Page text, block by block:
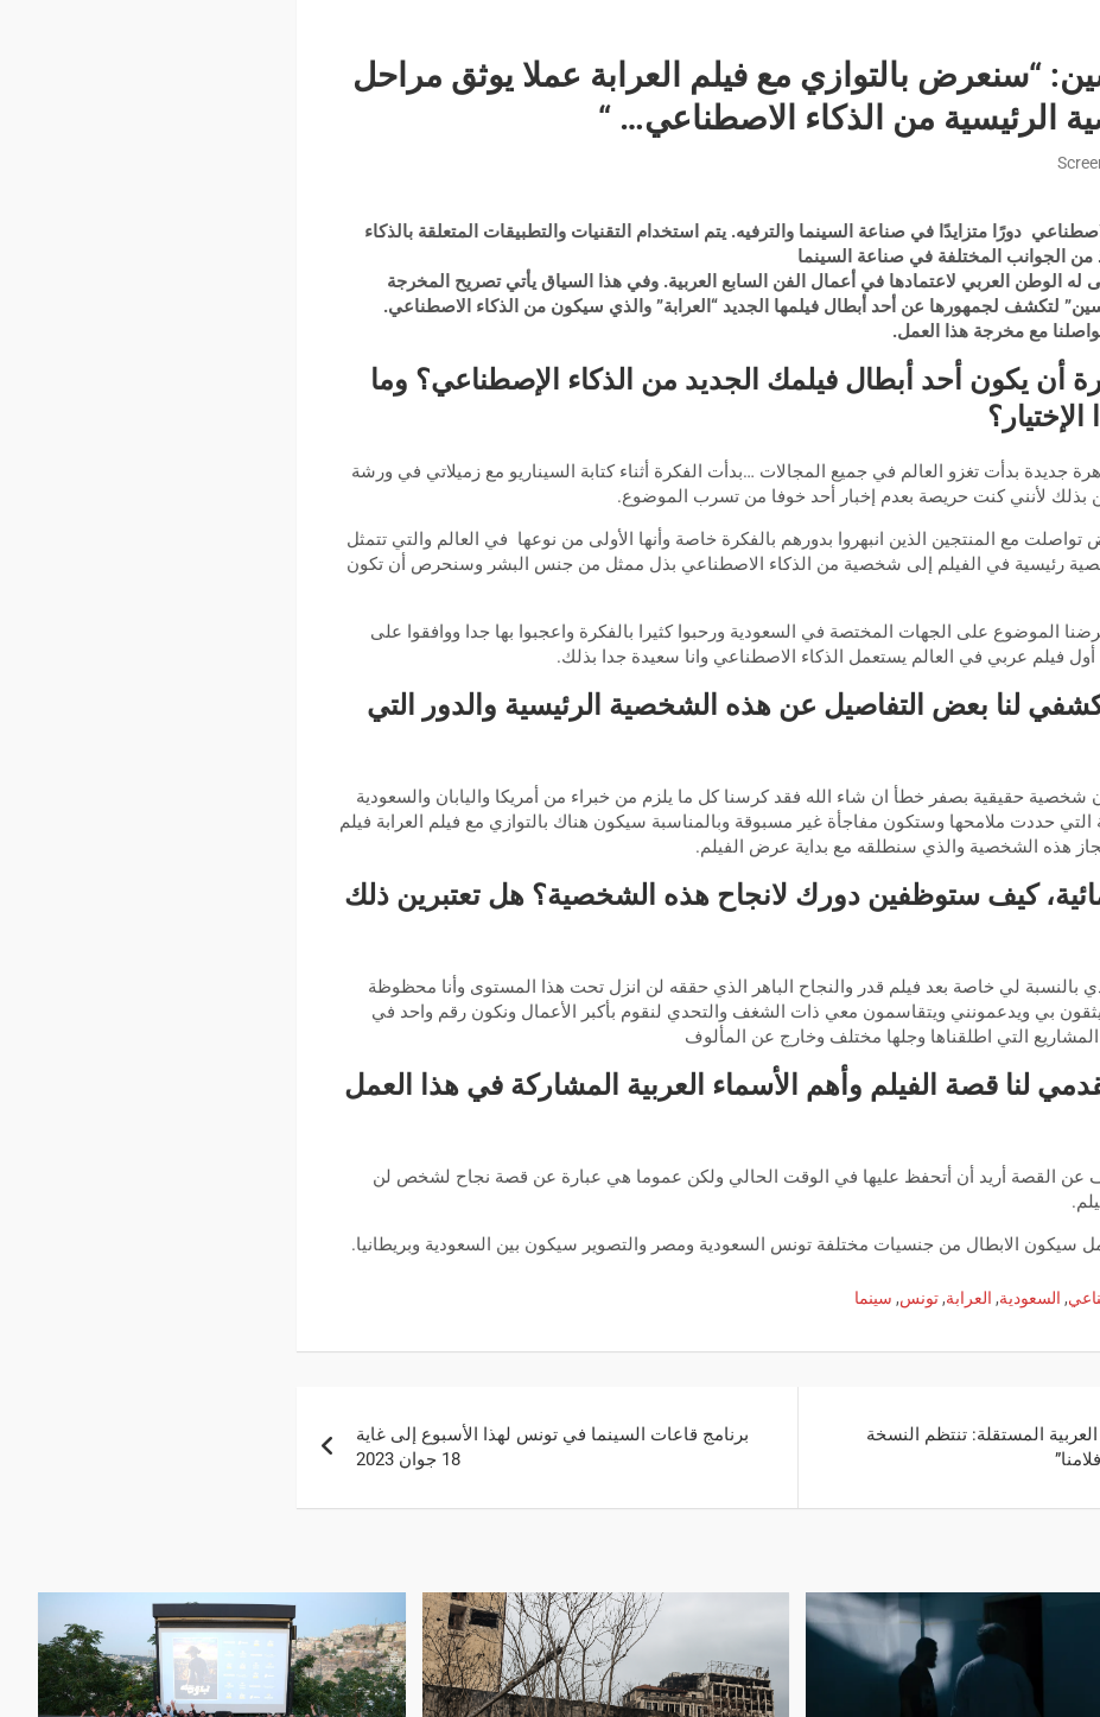
“سنعرض بالتوازي مع فيلم العرابة عملا يوثق مراحل
الرئيسية من الذكاء الاصطناعي… “
دورًا متزايدًا في صناعة السينما والترفيه. يتم استخدام التقنيات والتطبيقات المتعلقة بالذكاء
من الجوانب المختلفة في صناعة السينما
له الوطن العربي لاعتمادها في أعمال الفن السابع العربية. وفي هذا السياق يأتي تصريح المخرجة
لتكشف لجمهورها عن أحد أبطال فيلمها الجديد “العرابة” والذي سيكون من الذكاء الاصطناعي.
مع مخرجة هذا العمل.
أن يكون أحد أبطال فيلمك الجديد من الذكاء الإصطناعي؟ وما
جديدة بدأت تغزو العالم في جميع المجالات …بدأت الفكرة أثناء كتابة السيناريو مع زميلاتي في ورشة
بذلك لأنني كنت حريصة بعدم إخبار أحد خوفا من تسرب الموضوع.
مع المنتجين الذين انبهروا بدورهم بالفكرة خاصة وأنها الأولى من نوعها في العالم والتي تتمثل
رئيسية في الفيلم إلى شخصية من الذكاء الاصطناعي بذل ممثل من جنس البشر وسنحرص أن تكون
الموضوع على الجهات المختصة في السعودية ورحبوا كثيرا بالفكرة واعجبوا بها جدا ووافقوا على
فيلم عربي في العالم يستعمل الذكاء الاصطناعي وانا سعيدة جدا بذلك.
لنا بعض التفاصيل عن هذه الشخصية الرئيسية والدور التي
حقيقية بصفر خطأ ان شاء الله فقد كرسنا كل ما يلزم من خبراء من أمريكا واليابان والسعودية
حددت ملامحها وستكون مفاجأة غير مسبوقة وبالمناسبة سيكون هناك بالتوازي مع فيلم العرابة فيلم
هذه الشخصية والذي سنطلقه مع بداية عرض الفيلم.
كيف ستوظفين دورك لانجاح هذه الشخصية؟ هل تعتبرين ذلك
لي خاصة بعد فيلم قدر والنجاح الباهر الذي حققه لن انزل تحت هذا المستوى وأنا محظوظة
يثقون بي ويدعمونني ويتقاسمون معي ذات الشغف والتحدي لنقوم بأكبر الأعمال ونكون رقم واحد في
المشاريع التي اطلقناها وجلها مختلف وخارج عن المألوف
لنا قصة الفيلم وأهم الأسماء العربية المشاركة في هذا العمل
عن القصة أريد أن أتحفظ عليها في الوقت الحالي ولكن عموما هي عبارة عن قصة نجاح لشخص لن
سيكون الابطال من جنسيات مختلفة تونس السعودية ومصر والتصوير سيكون بين السعودية وبريطانيا.
, السعودية, العرابة,تونس, سينما
المستقلة: تنتظم النسخة
برنامج قاعات السينما في تونس لهذا الأسبوع إلى غاية
18 جوان 2023